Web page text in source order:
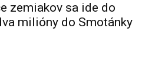
zemiakov sa ide do
milióny do Smotánky